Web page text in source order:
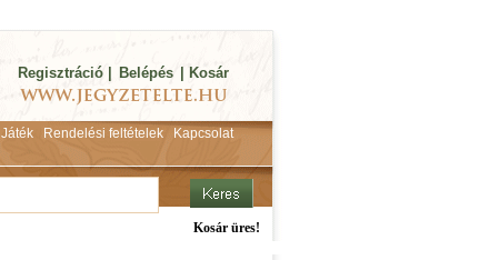
Regisztráció Belépés Kosár
Játék Rendelési feltételek Kapcsolat
Kosár üres!